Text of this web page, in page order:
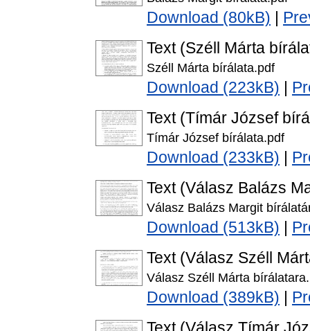
Download (80kB)
Text (Széll Márta
Széll Márta bírálata.pdf
Download (223kB)
Text (Tímár József
Tímár József bírálata.pdf
Download (233kB)
Text (Válasz Balázs
Válasz Balázs Margit
Download (513kB)
Text (Válasz Széll
Válasz Széll Márta
Download (389kB)